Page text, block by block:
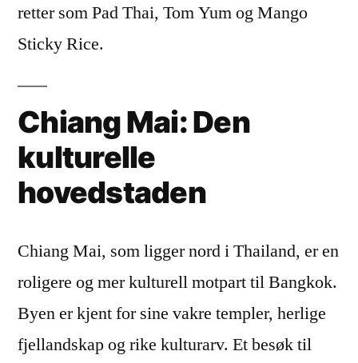
retter som Pad Thai, Tom Yum og Mango
Sticky Rice.
Chiang Mai: Den
kulturelle
hovedstaden
Chiang Mai, som ligger nord i Thailand, er en
roligere og mer kulturell motpart til Bangkok.
Byen er kjent for sine vakre templer, herlige
fjellandskap og rike kulturarv. Et besøk til